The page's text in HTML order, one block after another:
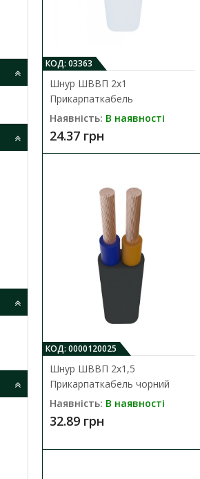
КОД: 03363
Шнур ШВВП 2х1
Прикарпаткабель
Наявність: В наявності
24.37 грн
КОД: 0000120025
Шнур ШВВП 2х1,5
Прикарпаткабель чорний
Наявність: В наявності
32.89 грн